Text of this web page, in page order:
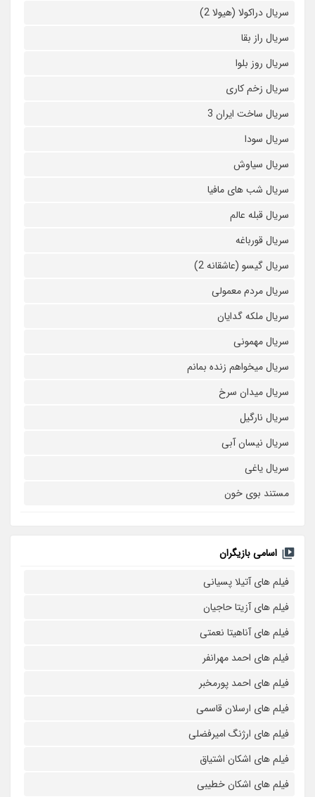
سریال دراکولا (هیولا 2)
سریال راز بقا
سریال روز بلوا
سریال زخم کاری
سریال ساخت ایران 3
سریال سودا
سریال سیاوش
سریال شب های مافیا
سریال قبله عالم
سریال قورباغه
سریال گیسو (عاشقانه 2)
سریال مردم معمولی
سریال ملکه گدایان
سریال مهمونی
سریال میخواهم زنده بمانم
سریال میدان سرخ
سریال نارگیل
سریال نیسان آبی
سریال یاغی
مستند بوی خون
اسامی بازیگران
فیلم های آتیلا پسیانی
فیلم های آزیتا حاجیان
فیلم های آناهیتا نعمتی
فیلم های احمد مهرانفر
فیلم های احمد پورمخبر
فیلم های ارسلان قاسمی
فیلم های ارژنگ امیرفضلی
فیلم های اشکان اشتیاق
فیلم های اشکان خطیبی